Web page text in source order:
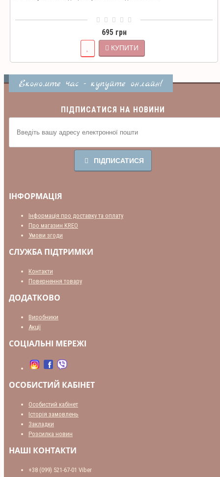
695 грн
КУПИТИ
Економте час - купуйте онлайн!
ПІДПИСАТИСЯ НА НОВИНИ
ПІДПИСАТИСЯ
ІНФОРМАЦІЯ
Інформація про доставку та оплату
Про магазин KREO
Умови згоди
СЛУЖБА ПІДТРИМКИ
Контакти
Повернення товару
ДОДАТКОВО
Виробники
Акції
СОЦІАЛЬНІ МЕРЕЖІ
ОСОБИСТИЙ КАБІНЕТ
Особистий кабінет
Історія замовлень
Закладки
Розсилка новин
НАШІ КОНТАКТИ
+38 (099) 521-67-01 Viber